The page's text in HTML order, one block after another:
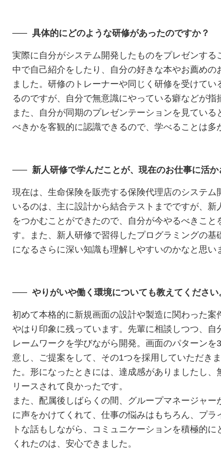
具体的にどのような研修があったのですか？
実際に自分がシステム開発したものをプレゼンす
中で自己紹介をしたり、自分の好きな本やお薦め
ました。研修のトレーナーや同じく研修を受けて
るのですが、自分で無意識にやっている癖などが
また、自分が同期のプレゼンテーションを見てい
べきかを客観的に認識できるので、学べることは多
新人研修で学んだことが、現在のお仕事に活
現在は、生命保険を販売する保険代理店のシステ
いるのは、主に設計から結合テストまでですが、
をつかむことができたので、自分が今やるべきこ
す。また、新人研修で習得したプログラミングの
になるさらに深い知識も理解しやすいのかなと思い
やりがいや働く環境についても教えてください
初めて本格的に新規画面の設計や製造に関わった案
やはり印象に残っています。先輩に相談しつつ、自
レームワークを学びながら開発。画面のパターンを
意し、ご提案をして、その1つを採用していただき
た。形になったときには、達成感がありましたし、
リースされて良かったです。
また、配属後しばらくの間、グループマネージャー
に声をかけてくれて、仕事の悩みはもちろん、プラ
トな話もしながら、コミュニケーションを積極的に
くれたのは、安心できました。